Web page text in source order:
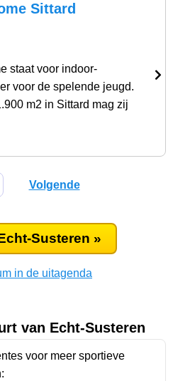
Sittard
staat voor indoor-
voor de spelende jeugd.
m2 in Sittard mag zij
Volgende
Susteren »
in de uitagenda
van Echt-Susteren
voor meer sportieve